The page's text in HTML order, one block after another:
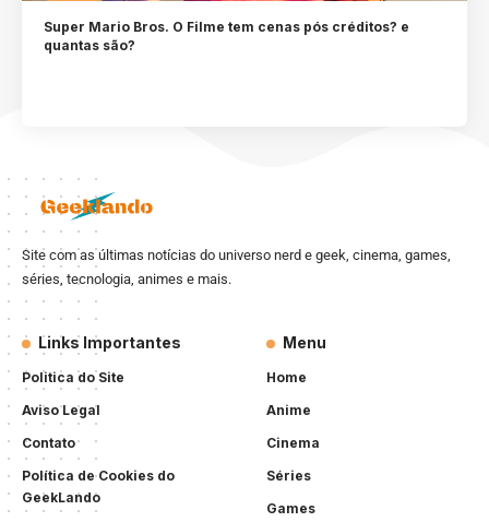
Super Mario Bros. O Filme tem cenas pós créditos? e
quantas são?
Site com as últimas notícias do universo nerd e geek, cinema, games,
séries, tecnologia, animes e mais.
Links Importantes
Politica do Site
Aviso Legal
Contato
Política de Cookies do
GeekLando
Menu
Home
Anime
Cinema
Séries
Games